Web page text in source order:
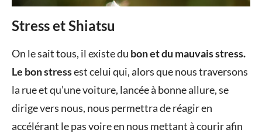
Stress et Shiatsu
Posted
14
janvier
2015
by
Sérafin
in
On le sait tous, il existe du bon et du mauvais stress.
Le bon stressest celui qui, alors que nous traversons
la rue et qu’une voiture, lancée à bonne allure, se
dirige vers nous, nous permettra de réagir en
accélérant le pas voire en nous mettant à courir afin